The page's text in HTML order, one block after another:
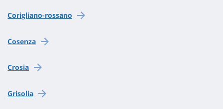
Corigliano-rossano
Cosenza
Crosia
Grisolia